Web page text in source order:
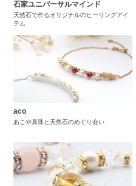
石家ユニバーサルマインド
天然石で作るオリジナルのヒーリングアイ
テム
aco
あこや真珠と天然石のめぐり会い